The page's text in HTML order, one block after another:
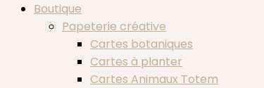
Boutique
Papeterie créative
Cartes botaniques
Cartes à planter
Cartes Animaux Totem